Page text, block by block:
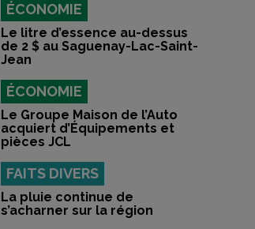
ÉCONOMIE
Le litre d’essence au-dessus
de 2 $ au Saguenay-Lac-Saint-
Jean
ÉCONOMIE
Le Groupe Maison de l’Auto
acquiert d’Équipements et
pièces JCL
FAITS DIVERS
La pluie continue de
s’acharner sur la région